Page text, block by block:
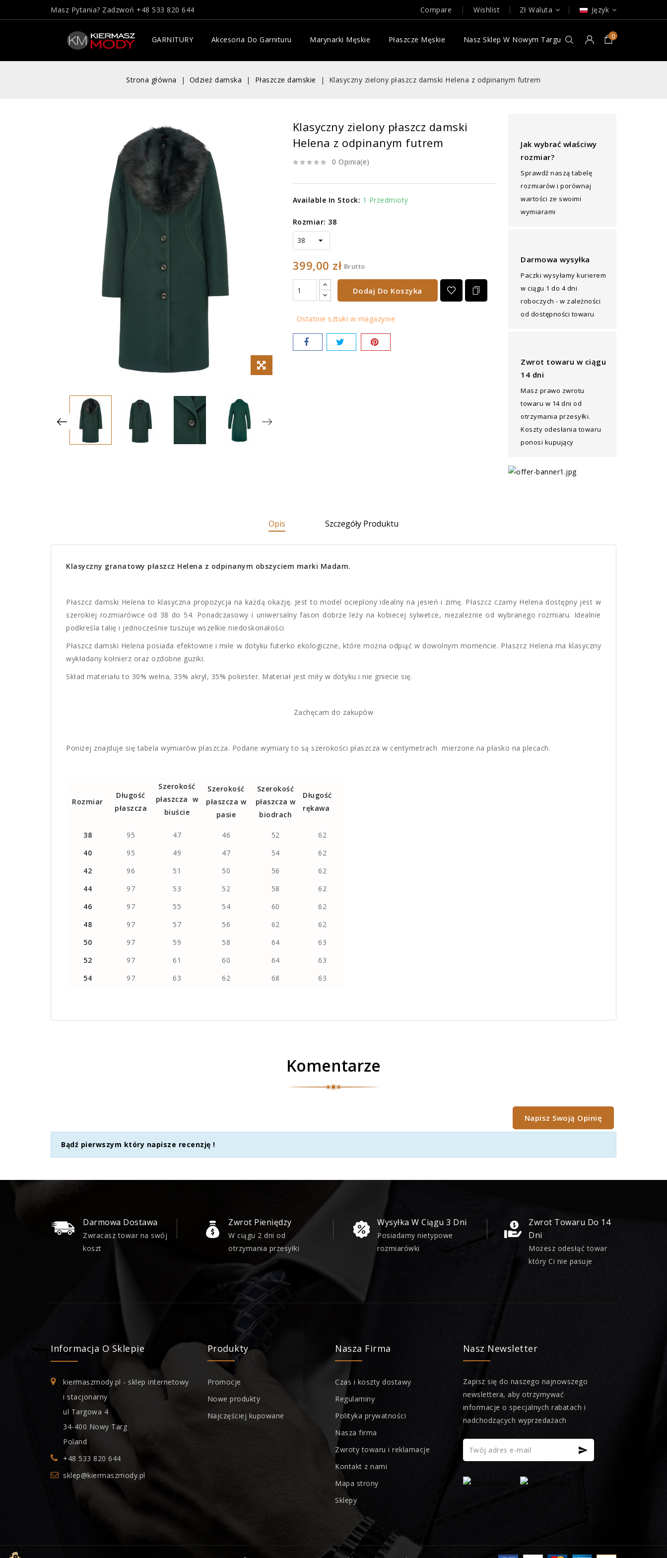
Masz Pytania? Zadzwoń +48 533 820 644 Compare Wishlist Zł Waluta Język
0
GARNITURY Akcesoria Do Garnituru Marynarki Męskie Płaszcze Męskie Nasz Sklep W Nowym Targu
Strona główna Odzież damska Płaszcze damskie Klasyczny zielony płaszcz damski Helena z odpinanym futrem
Klasyczny zielony płaszcz damski
Helena z odpinanym futrem
0 Opinia(e)
Available In Stock: 1 Przedmioty
Rozmiar: 38
399,00 zł Brutto
Dodaj Do Koszyka
Ostatnie sztuki w magazynie
Jak wybrać właściwy
rozmiar?
Sprawdź naszą tabelę
rozmiarów i porównaj
wartości ze swoimi
wymiarami
Darmowa wysyłka
Paczki wysyłamy kurierem
w ciągu 1 do 4 dni
roboczych - w zależności
od dostępności towaru
Zwrot towaru w ciągu
14 dni
Masz prawo zwrotu
towaru w 14 dni od
otrzymania przesyłki.
Koszty odesłania towaru
ponosi kupujący
Opis Szczegóły Produktu
Klasyczny granatowy płaszcz Helena z odpinanym obszyciem marki Madam.
Płaszcz damski Helena to klasyczna propozycja na każdą okazję. Jest to model ocieplony idealny na jesień i zimę. Płaszcz czarny Helena dostępny jest w
szerokiej rozmiarówce od 38 do 54. Ponadczasowy i uniwersalny fason dobrze leży na kobiecej sylwetce, niezależnie od wybranego rozmiaru. Idealnie
podkreśla talię i jednocześnie tuszuje wszelkie niedoskonałości
Płaszcz damski Helena posiada efektowne i miłe w dotyku futerko ekologiczne, które można odpiąć w dowolnym momencie. Płaszcz Helena ma klasyczny
wykładany kołnierz oraz ozdobne guziki.
Skład materiału to 30% wełna, 35% akryl, 35% poliester. Materiał jest miły w dotyku i nie gniecie się.
Zachęcam do zakupów
Poniżej znajduje się tabela wymiarów płaszcza. Podane wymiary to są szerokości płaszcza w centymetrach mierzone na płasko na plecach.
Rozmiar
Długość
płaszcza
Szerokość
płaszcza w
biuście
Szerokość
płaszcza w
pasie
Szerokość
płaszcza w
biodrach
Długość
rękawa
38 95 47 46 52
62
40
95 49 47 54
62
42
96 51 50 56
62
44
97 53 52 58
62
46
97 55 54 60
62
48
97 57 56 62
62
50
97 59 58 64
63
52
97 61 60 64
63
54
97 63 62 68 63
Komentarze
Napisz Swoją Opinię
Bądź pierwszym który napisze recenzję !
Darmowa Dostawa
Zwracasz towar na swój
koszt
Zwrot Pieniędzy
W ciągu 2 dni od
otrzymania przesyłki
Wysyłka W Ciągu 3 Dni
Posiadamy nietypowe
rozmiarówki
Zwrot Towaru Do 14
Dni
Możesz odesłąć towar
który Ci nie pasuje
Informacja O Sklepie
kiermaszmody.pl - sklep internetowy
i stacjonarny
ul Targowa 4
34-400 Nowy Targ
Poland
+48 533 820 644
sklep@kiermaszmody.pl
Produkty
Promocje
Nowe produkty
Najczęściej kupowane
Nasza Firma
Czas i koszty dostawy
Regulaminy
Polityka prywatności
Nasza firma
Zwroty towaru i reklamacje
Kontakt z nami
Mapa strony
Sklepy
Nasz Newsletter
Zapisz się do naszego najnowszego
newslettera, aby otrzymywać
informacje o specjalnych rabatach i
nadchodzących wyprzedażach